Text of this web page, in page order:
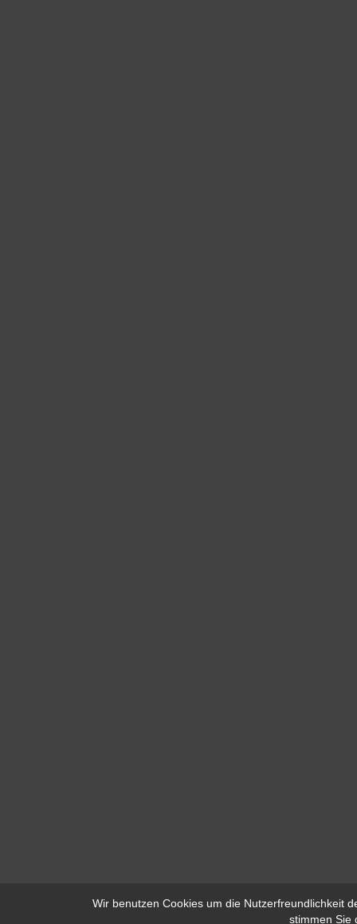
Wir benutzen Cookies um die Nutzerfreundlichkeit
stimmen Sie